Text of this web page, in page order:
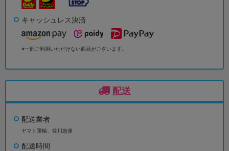
キャッシュレス決済
※一部ご利用いただけない商品がございます。
配送
配送業者
ヤマト運輸、佐川急便
配送時間